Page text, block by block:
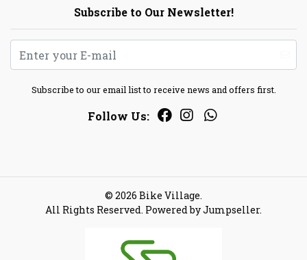
Subscribe to Our Newsletter!
Subscribe to our email list to receive news and offers first.
Follow Us:
© 2026 Bike Village.
All Rights Reserved. Powered by Jumpseller.